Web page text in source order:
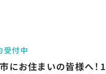
受付中
にお住まいの皆様へ！